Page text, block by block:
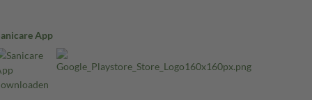
App